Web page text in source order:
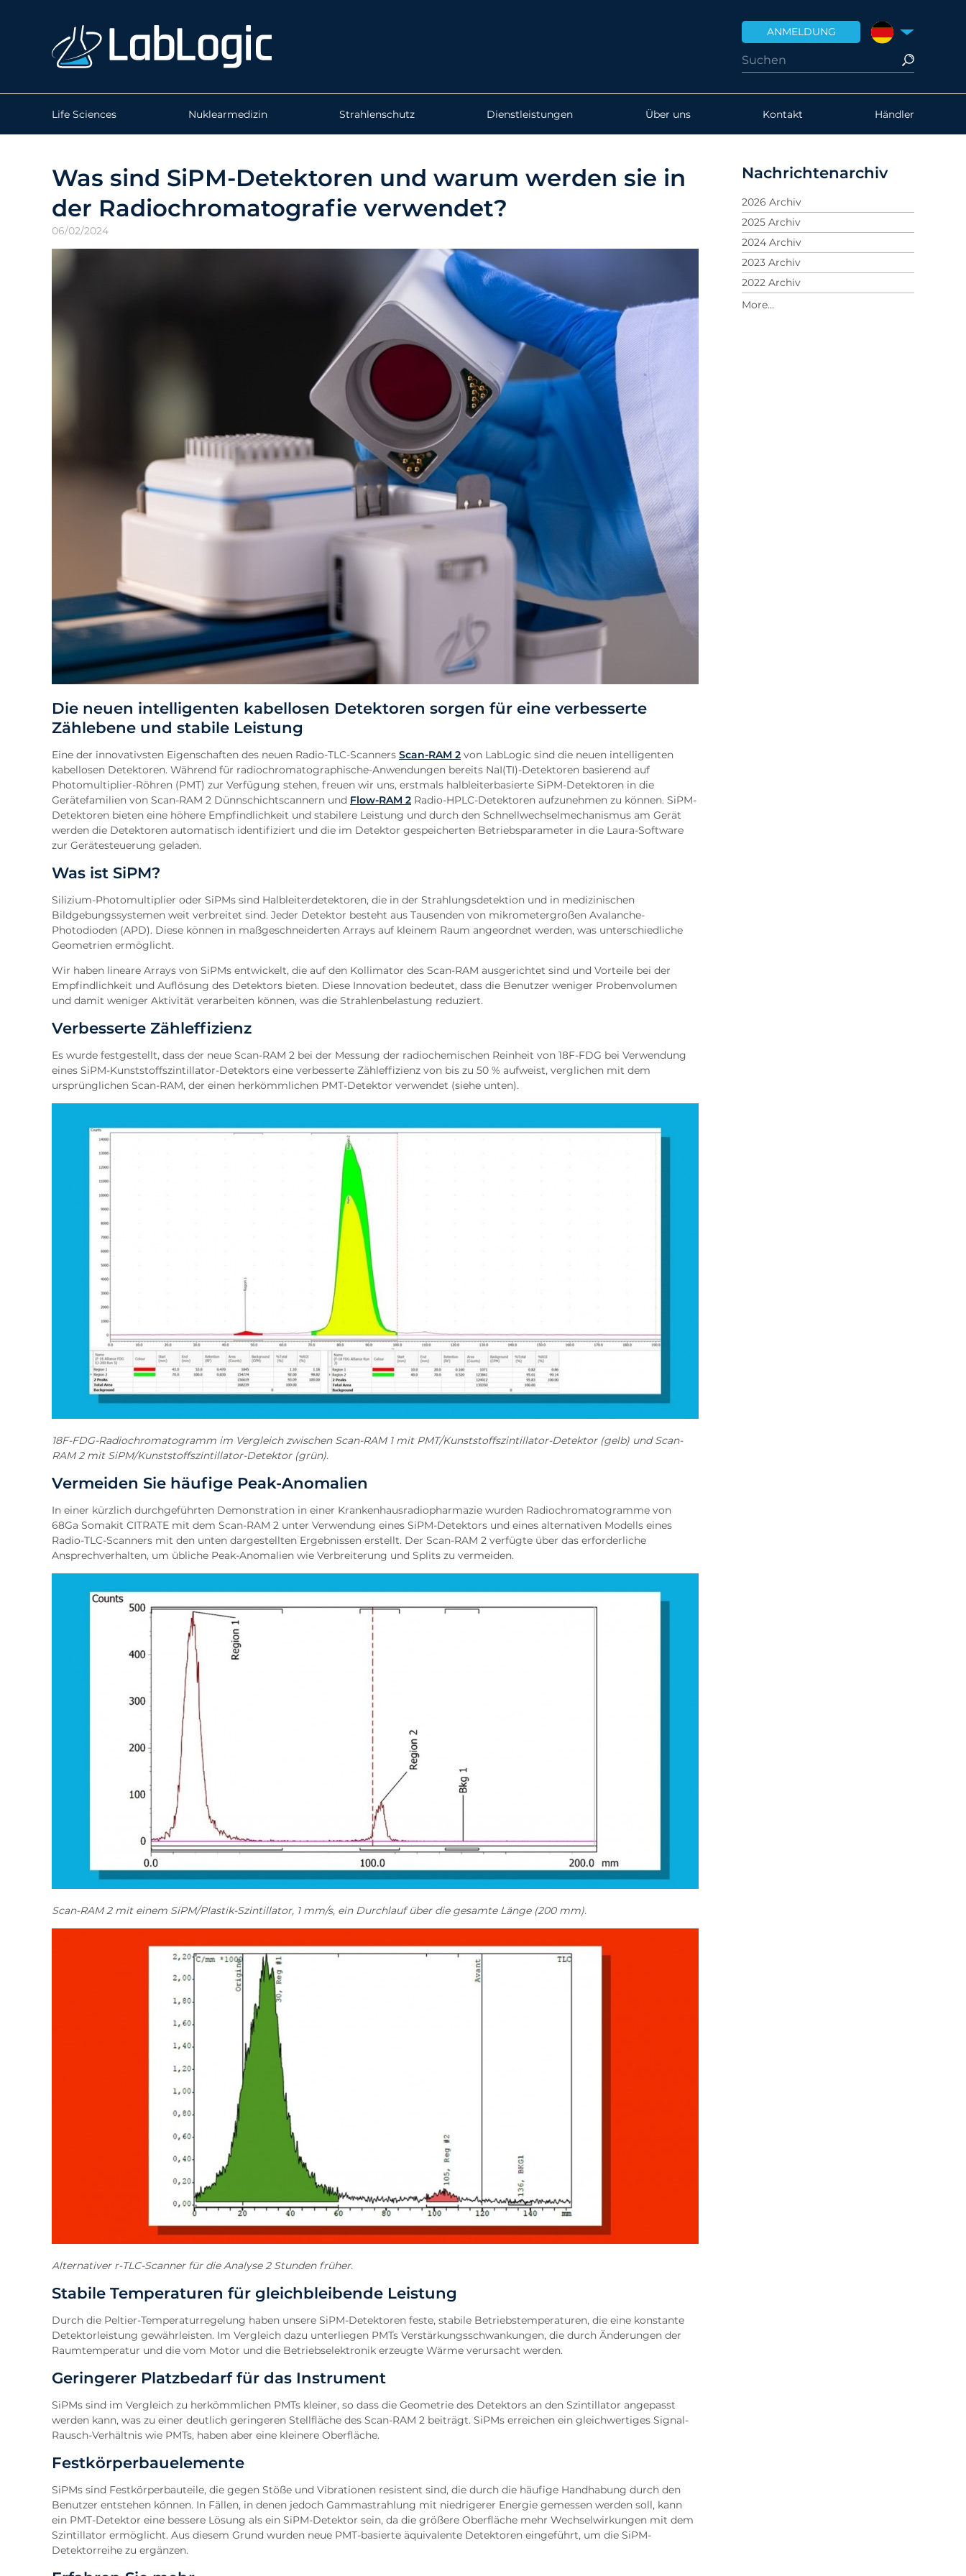
ANMELDUNG DEUTSCHLAND
Life Sciences Nuklearmedizin Strahlenschutz Dienstleistungen Über uns Kontakt Händler
Was sind SiPM-Detektoren und warum werden sie in
der Radiochromatografie verwendet?
06/02/2024
Die neuen intelligenten kabellosen Detektoren sorgen für eine verbesserte
Zählebene und stabile Leistung
Eine der innovativsten Eigenschaften des neuen Radio-TLC-Scanners Scan-RAM 2 von LabLogic sind die neuen intelligenten
kabellosen Detektoren. Während für radiochromatographische-Anwendungen bereits NaI(TI)-Detektoren basierend auf
Photomultiplier-Röhren (PMT) zur Verfügung stehen, freuen wir uns, erstmals halbleiterbasierte SiPM-Detektoren in die
Gerätefamilien von Scan-RAM 2 Dünnschichtscannern und Flow-RAM 2 Radio-HPLC-Detektoren aufzunehmen zu können. SiPM-
Detektoren bieten eine höhere Empfindlichkeit und stabilere Leistung und durch den Schnellwechselmechanismus am Gerät
werden die Detektoren automatisch identifiziert und die im Detektor gespeicherten Betriebsparameter in die Laura-Software
zur Gerätesteuerung geladen.
Was ist SiPM?
Silizium-Photomultiplier oder SiPMs sind Halbleiterdetektoren, die in der Strahlungsdetektion und in medizinischen
Bildgebungssystemen weit verbreitet sind. Jeder Detektor besteht aus Tausenden von mikrometergroßen Avalanche-
Photodioden (APD). Diese können in maßgeschneiderten Arrays auf kleinem Raum angeordnet werden, was unterschiedliche
Geometrien ermöglicht.
Wir haben lineare Arrays von SiPMs entwickelt, die auf den Kollimator des Scan-RAM ausgerichtet sind und Vorteile bei der
Empfindlichkeit und Auflösung des Detektors bieten. Diese Innovation bedeutet, dass die Benutzer weniger Probenvolumen
und damit weniger Aktivität verarbeiten können, was die Strahlenbelastung reduziert.
Verbesserte Zähleffizienz
Es wurde festgestellt, dass der neue Scan-RAM 2 bei der Messung der radiochemischen Reinheit von 18F-FDG bei Verwendung
eines SiPM-Kunststoffszintillator-Detektors eine verbesserte Zähleffizienz von bis zu 50 % aufweist, verglichen mit dem
ursprünglichen Scan-RAM, der einen herkömmlichen PMT-Detektor verwendet (siehe unten).
18F-FDG-Radiochromatogramm im Vergleich zwischen Scan-RAM 1 mit PMT/Kunststoffszintillator-Detektor (gelb) und Scan-
RAM 2 mit SiPM/Kunststoffszintillator-Detektor (grün).
Vermeiden Sie häufige Peak-Anomalien
In einer kürzlich durchgeführten Demonstration in einer Krankenhausradiopharmazie wurden Radiochromatogramme von
68Ga Somakit CITRATE mit dem Scan-RAM 2 unter Verwendung eines SiPM-Detektors und eines alternativen Modells eines
Radio-TLC-Scanners mit den unten dargestellten Ergebnissen erstellt. Der Scan-RAM 2 verfügte über das erforderliche
Ansprechverhalten, um übliche Peak-Anomalien wie Verbreiterung und Splits zu vermeiden.
Scan-RAM 2 mit einem SiPM/Plastik-Szintillator, 1 mm/s, ein Durchlauf über die gesamte Länge (200 mm).
Alternativer r-TLC-Scanner für die Analyse 2 Stunden früher.
Stabile Temperaturen für gleichbleibende Leistung
Durch die Peltier-Temperaturregelung haben unsere SiPM-Detektoren feste, stabile Betriebstemperaturen, die eine konstante
Detektorleistung gewährleisten. Im Vergleich dazu unterliegen PMTs Verstärkungsschwankungen, die durch Änderungen der
Raumtemperatur und die vom Motor und die Betriebselektronik erzeugte Wärme verursacht werden.
Geringerer Platzbedarf für das Instrument
SiPMs sind im Vergleich zu herkömmlichen PMTs kleiner, so dass die Geometrie des Detektors an den Szintillator angepasst
werden kann, was zu einer deutlich geringeren Stellfläche des Scan-RAM 2 beiträgt. SiPMs erreichen ein gleichwertiges Signal-
Rausch-Verhältnis wie PMTs, haben aber eine kleinere Oberfläche.
Festkörperbauelemente
SiPMs sind Festkörperbauteile, die gegen Stöße und Vibrationen resistent sind, die durch die häufige Handhabung durch den
Benutzer entstehen können. In Fällen, in denen jedoch Gammastrahlung mit niedrigerer Energie gemessen werden soll, kann
ein PMT-Detektor eine bessere Lösung als ein SiPM-Detektor sein, da die größere Oberfläche mehr Wechselwirkungen mit dem
Szintillator ermöglicht. Aus diesem Grund wurden neue PMT-basierte äquivalente Detektoren eingeführt, um die SiPM-
Detektorreihe zu ergänzen.
Nachrichtenarchiv
2026 Archiv
2025 Archiv
2024 Archiv
2023 Archiv
2022 Archiv
2021 Archiv